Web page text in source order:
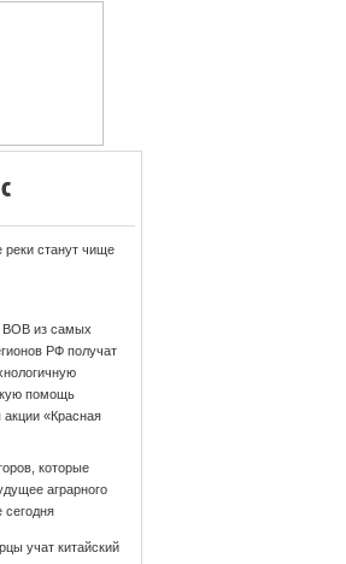
станут чище
ВОВ из самых
РФ получат
помощь
акции «Красная
которые
аграрного
сегодня
учат китайский